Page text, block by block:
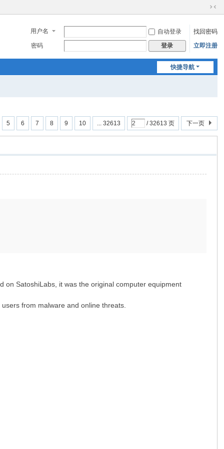
切
到
窄
用户名 自动登录
找回密码
密码
登录 立即注册
快捷导航
5 6 7 8 9 10 ... 32613 / 32613 页 下一页
on SatoshiLabs, it was the original computer equipment
from malware and online threats.